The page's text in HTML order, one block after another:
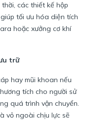
các thiết kế hộp
tối ưu hóa diện tích
hoặc xưởng cơ khí
trữ
hay mũi khoan nếu
tích cho người sử
quá trình vận chuyển.
vỏ ngoài chịu lực sẽ